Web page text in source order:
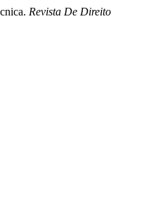
Revista De Direito